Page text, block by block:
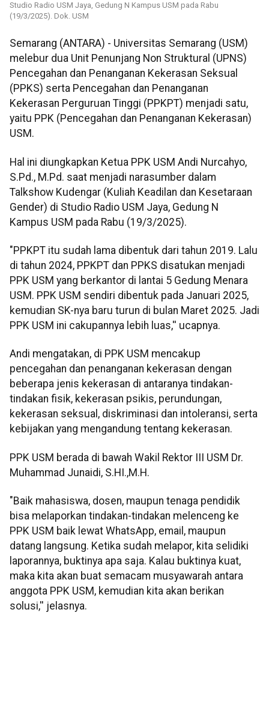
Studio Radio USM Jaya, Gedung N Kampus USM pada Rabu
(19/3/2025). Dok. USM
Semarang (ANTARA) - Universitas Semarang (USM)
melebur dua Unit Penunjang Non Struktural (UPNS)
Pencegahan dan Penanganan Kekerasan Seksual
(PPKS) serta Pencegahan dan Penanganan
Kekerasan Perguruan Tinggi (PPKPT) menjadi satu,
yaitu PPK (Pencegahan dan Penanganan Kekerasan)
USM.
Hal ini diungkapkan Ketua PPK USM Andi Nurcahyo,
S.Pd., M.Pd. saat menjadi narasumber dalam
Talkshow Kudengar (Kuliah Keadilan dan Kesetaraan
Gender) di Studio Radio USM Jaya, Gedung N
Kampus USM pada Rabu (19/3/2025).
"PPKPT itu sudah lama dibentuk dari tahun 2019. Lalu
di tahun 2024, PPKPT dan PPKS disatukan menjadi
PPK USM yang berkantor di lantai 5 Gedung Menara
USM. PPK USM sendiri dibentuk pada Januari 2025,
kemudian SK-nya baru turun di bulan Maret 2025. Jadi
PPK USM ini cakupannya lebih luas,'' ucapnya.
Andi mengatakan, di PPK USM mencakup
pencegahan dan penanganan kekerasan dengan
beberapa jenis kekerasan di antaranya tindakan-
tindakan fisik, kekerasan psikis, perundungan,
kekerasan seksual, diskriminasi dan intoleransi, serta
kebijakan yang mengandung tentang kekerasan.
PPK USM berada di bawah Wakil Rektor III USM Dr.
Muhammad Junaidi, S.HI.,M.H.
"Baik mahasiswa, dosen, maupun tenaga pendidik
bisa melaporkan tindakan-tindakan melenceng ke
PPK USM baik lewat WhatsApp, email, maupun
datang langsung. Ketika sudah melapor, kita selidiki
laporannya, buktinya apa saja. Kalau buktinya kuat,
maka kita akan buat semacam musyawarah antara
anggota PPK USM, kemudian kita akan berikan
solusi,'' jelasnya.